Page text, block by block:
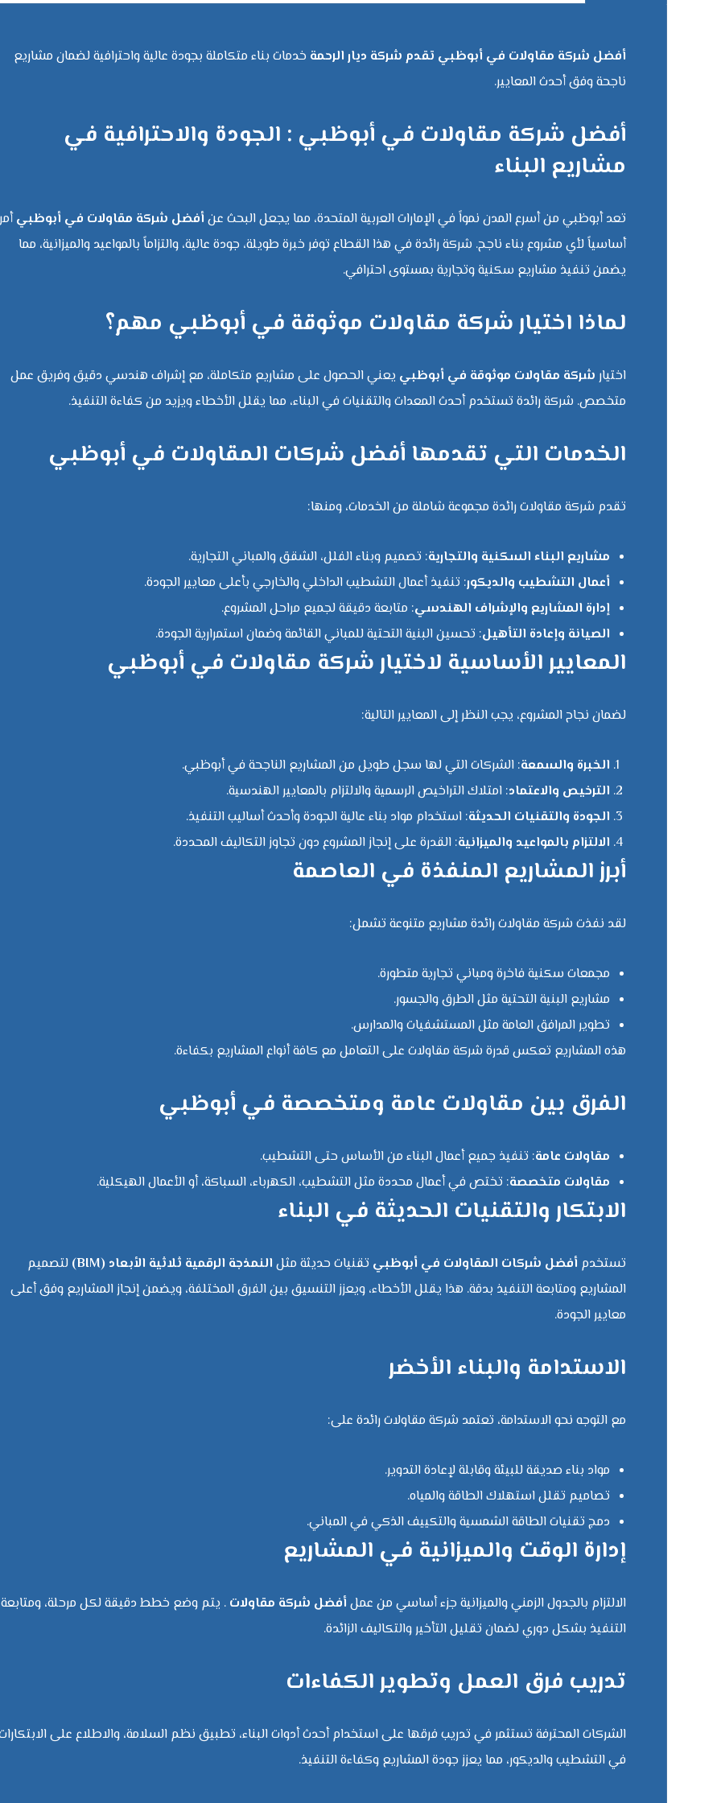
أفضل شركة مقاولات في أبوظبي تقدم شركة ديار الرحمة خدمات بناء متكاملة بجودة عالية واحترافية لضمان مشاريع
ناجحة وفق أحدث المعايير.
أفضل شركة مقاولات في أبوظبي : الجودة والاحترافية في
مشاريع البناء
تعد أبوظبي من أسرع المدن نمواً في الإمارات العربية المتحدة، مما يجعل البحث عنأفضل شركة مقاولات في أبوظبي
أساسياً لأي مشروع بناء ناجح. شركة رائدة في هذا القطاع توفر خبرة طويلة، جودة عالية، والتزاماً بالمواعيد والميزانية، مما
يضمن تنفيذ مشاريع سكنية وتجارية بمستوى احترافي.
لماذا اختيار شركة مقاولات موثوقة في أبوظبي مهم؟
اختيار شركة مقاولات موثوقة في أبوظبي يعني الحصول على مشاريع متكاملة، مع إشراف هندسي دقيق وفريق عمل
متخصص. شركة رائدة تستخدم أحدث المعدات والتقنيات في البناء، مما يقلل الأخطاء ويزيد من كفاءة التنفيذ.
الخدمات التي تقدمها أفضل شركات المقاولات في أبوظبي
تقدم شركة مقاولات رائدة مجموعة شاملة من الخدمات، ومنها:
مشاريع البناء السكنية والتجارية: تصميم وبناء الفلل، الشقق والمباني التجارية.
أعمال التشطيب والديكور: تنفيذ أعمال التشطيب الداخلي والخارجي بأعلى معايير الجودة.
إدارة المشاريع والإشراف الهندسي: متابعة دقيقة لجميع مراحل المشروع.
الصيانة وإعادة التأهيل: تحسين البنية التحتية للمباني القائمة وضمان استمرارية الجودة.
المعايير الأساسية لاختيار شركة مقاولات في أبوظبي
لضمان نجاح المشروع، يجب النظر إلى المعايير التالية:
الخبرة والسمعة: الشركات التي لها سجل طويل من المشاريع الناجحة في أبوظبي.
الترخيص والاعتماد: امتلاك التراخيص الرسمية والالتزام بالمعايير الهندسية.
الجودة والتقنيات الحديثة: استخدام مواد بناء عالية الجودة وأحدث أساليب التنفيذ.
الالتزام بالمواعيد والميزانية: القدرة على إنجاز المشروع دون تجاوز التكاليف المحددة.
أبرز المشاريع المنفذة في العاصمة
لقد نفذت شركة مقاولات رائدة مشاريع متنوعة تشمل:
مجمعات سكنية فاخرة ومباني تجارية متطورة.
مشاريع البنية التحتية مثل الطرق والجسور.
تطوير المرافق العامة مثل المستشفيات والمدارس.
هذه المشاريع تعكس قدرة شركة مقاولات على التعامل مع كافة أنواع المشاريع بكفاءة.
الفرق بين مقاولات عامة ومتخصصة في أبوظبي
مقاولات عامة: تنفيذ جميع أعمال البناء من الأساس حتى التشطيب.
مقاولات متخصصة: تختص في أعمال محددة مثل التشطيب، الكهرباء، السباكة، أو الأعمال الهيكلية.
الابتكار والتقنيات الحديثة في البناء
تستخدمأفضل شركات المقاولات في أبوظبي تقنيات حديثة مثل النمذجة الرقمية ثلاثية الأبعاد (BIM)
لتصميم
المشاريع ومتابعة التنفيذ بدقة. هذا يقلل الأخطاء، ويعزز التنسيق بين الفرق المختلفة، ويضمن إنجاز المشاريع وفق أعلى
معايير الجودة.
الاستدامة والبناء الأخضر
مع التوجه نحو الاستدامة، تعتمد شركة مقاولات رائدة على:
مواد بناء صديقة للبيئة وقابلة لإعادة التدوير.
تصاميم تقلل استهلاك الطاقة والمياه.
دمج تقنيات الطاقة الشمسية والتكييف الذكي في المباني.
إدارة الوقت والميزانية في المشاريع
الالتزام بالجدول الزمني والميزانية جزء أساسي من عملأفضل شركة مقاولات. يتم وضع خطط دقيقة لكل مرحلة، ومتابعة
التنفيذ بشكل دوري لضمان تقليل التأخير والتكاليف الزائدة.
تدريب فرق العمل وتطوير الكفاءات
الشركات المحترفة تستثمر في تدريب فرقها على استخدام أحدث أدوات البناء، تطبيق نظم السلامة، والاطلاع على
في التشطيب والديكور، مما يعزز جودة المشاريع وكفاءة التنفيذ.